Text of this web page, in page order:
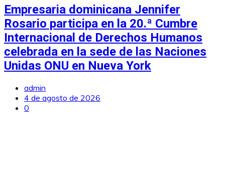
Empresaria dominicana Jennifer
Rosario participa en la 20.ª Cumbre
Internacional de Derechos Humanos
celebrada en la sede de las Naciones
Unidas ONU en Nueva York
admin
4 de agosto de 2026
0